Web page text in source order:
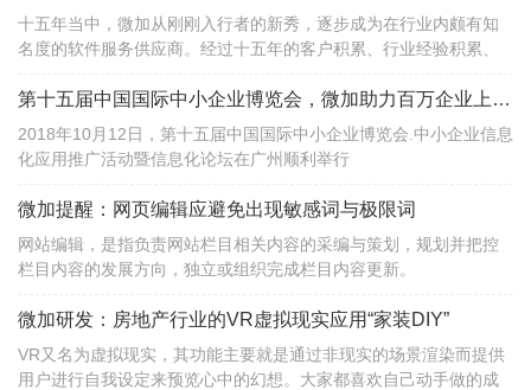
十五年当中，微加从刚刚入行者的新秀，逐步成为在行业内颇有知
名度的软件服务供应商。经过十五年的客户积累、行业经验积累、
地区saas领域知名供应商和数字营销解决方案提供者......
第十五届中国国际中小企业博览会，微加助力百万企业上云服务
2018年10月12日，第十五届中国国际中小企业博览会.中小企业信息
化应用推广活动暨信息化论坛在广州顺利举行
微加提醒：网页编辑应避免出现敏感词与极限词
网站编辑，是指负责网站栏目相关内容的采编与策划，规划并把控
栏目内容的发展方向，独立或组织完成栏目内容更新。
微加研发：房地产行业的VR虚拟现实应用“家装DIY”
VR又名为虚拟现实，其功能主要就是通过非现实的场景渲染而提供
用户进行自我设定来预览心中的幻想。大家都喜欢自己动手做的成